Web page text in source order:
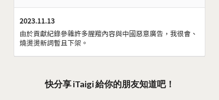
2023.11.13
由於貢獻紀錄參雜許多腥羶內容與中國惡意廣告，我很會、
燒燙燙新詞暫且下架。
快分享 iTaigi 給你的朋友知道吧！